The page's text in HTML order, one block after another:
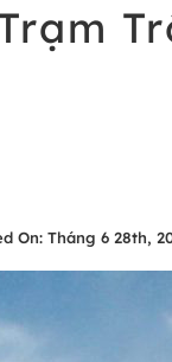
On: Tháng 6 28th,